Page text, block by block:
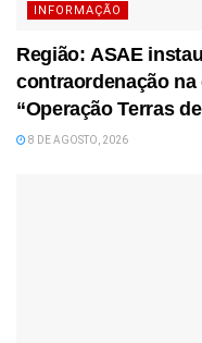
INFORMAÇÃO
Região: ASAE
contraordenação na
“Operação Terras
8 DE AGOSTO, 2026